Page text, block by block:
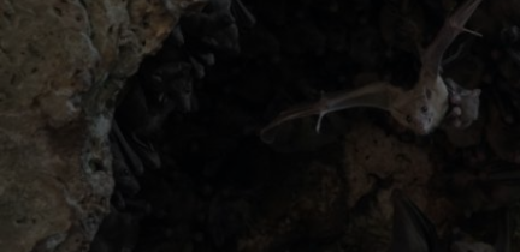
Agrandir
l'image